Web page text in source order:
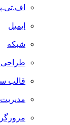
اف.تی.پی
ایمیل
شبکه
طراحی وب
قالب سایت
مدیریت دانلود
مرورگر وب